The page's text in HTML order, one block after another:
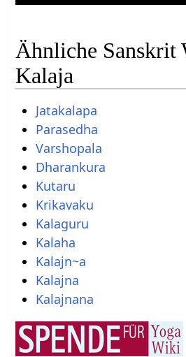
Ähnliche Sanskrit
Kalaja
Jatakalapa
Parasedha
Varshopala
Dharankura
Kutaru
Krikavaku
Kalaguru
Kalaha
Kalajn~a
Kalajna
Kalajnana